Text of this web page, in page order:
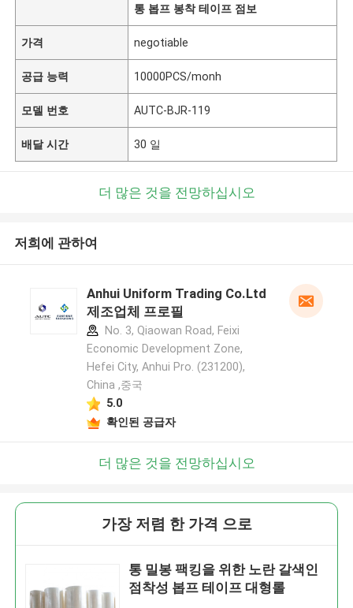
통 봅프 봉착 테이프 점보
가격 negotiable
공급 능력 10000PCS/monh
모델 번호 AUTC-BJR-119
배달 시간 30 일
더 많은 것을 전망하십시오
저희에 관하여
Anhui Uniform Trading Co.Ltd
제조업체 프로필
No. 3, Qiaowan Road, Feixi
Economic Development Zone,
Hefei City, Anhui Pro. (231200),
China ,중국
5.0
확인된 공급자
더 많은 것을 전망하십시오
가장 저렴 한 가격 으로
통 밀봉 팩킹을 위한 노란 갈색인
점착성 봅프 테이프 대형롤